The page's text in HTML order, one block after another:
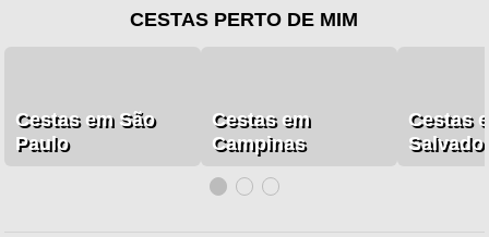
CESTAS PERTO DE MIM
Cestas em São
Paulo
Cestas em
Campinas
Cestas